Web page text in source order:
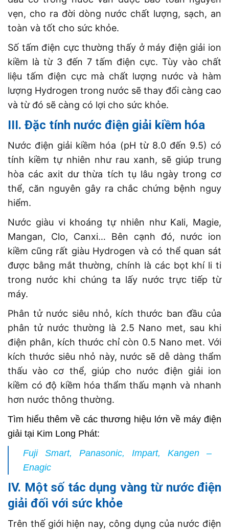
vẹn, cho ra đời dòng nước chất lượng, sạch, an
toàn và tốt cho sức khỏe.
Số tấm điện cực thường thấy ở máy điện giải ion
kiềm là từ 3 đến 7 tấm điện cực. Tùy vào chất
liệu tấm điện cực mà chất lượng nước và hàm
lượng Hydrogen trong nước sẽ thay đổi càng cao
và từ đó sẽ càng có lợi cho sức khỏe.
III. Đặc tính nước điện giải kiềm hóa
Nước điện giải kiềm hóa (pH từ 8.0 đến 9.5) có
tính kiềm tự nhiên như rau xanh, sẽ giúp trung
hòa các axit dư thừa tích tụ lâu ngày trong cơ
thể, căn nguyên gây ra chắc chứng bệnh nguy
hiểm.
Nước giàu vi khoáng tự nhiên như Kali, Magie,
Mangan, Clo, Canxi… Bên cạnh đó, nước ion
kiềm cũng rất giàu Hydrogen và có thể quan sát
được bằng mắt thường, chính là các bọt khí li ti
trong nước khi chúng ta lấy nước trực tiếp từ
máy.
Phân tử nước siêu nhỏ, kích thước ban đầu của
phân tử nước thường là 2.5 Nano met, sau khi
điện phân, kích thước chỉ còn 0.5 Nano met. Với
kích thước siêu nhỏ này, nước sẽ dễ dàng thẩm
thấu vào cơ thể, giúp cho nước điện giải ion
kiềm có độ kiềm hóa thẩm thấu mạnh và nhanh
hơn nước thông thường.
Tìm hiểu thêm về các thương hiệu lớn về máy điện
giải tại Kim Long Phát:
Fuji Smart,Panasonic,Impart,Kangen –
Enagic
IV. Một số tác dụng vàng từ nước điện
giải đối với sức khỏe
Trên thế giới hiện nay, công dụng của nước điện